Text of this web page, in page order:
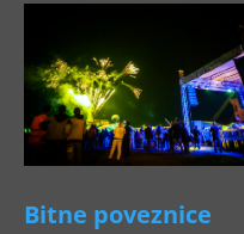
Bitne poveznice